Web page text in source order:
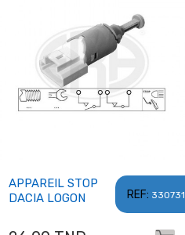
REF: 330731
APPAREIL STOP
DACIA LOGON